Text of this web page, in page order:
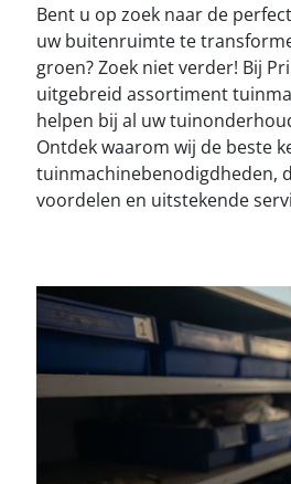
Bent u op zoek naar de
uw buitenruimte te
groen? Zoek niet verder! Bij
uitgebreid assortiment
helpen bij al uw
Ontdek waarom wij de beste
tuinmachinebenodigdheden,
voordelen en uitstekende